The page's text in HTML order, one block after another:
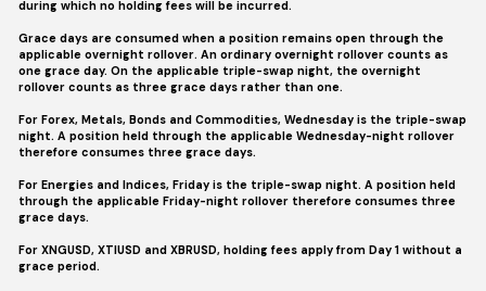
EURJPY 8
GBPAUD
GBPCAD 14
GBPCHF
during which no holding fees will be incurred.
Grace days are consumed when a position remains open through the
applicable overnight rollover. An ordinary overnight rollover counts as
one grace day. On the applicable triple-swap night, the overnight
rollover counts as three grace days rather than one.
For Forex, Metals, Bonds and Commodities, Wednesday is the triple-swap
night. A position held through the applicable Wednesday-night rollover
therefore consumes three grace days.
For Energies and Indices, Friday is the triple-swap night. A position held
through the applicable Friday-night rollover therefore consumes three
grace days.
For XNGUSD, XTIUSD and XBRUSD, holding fees apply from Day 1 without a
grace period.